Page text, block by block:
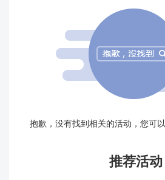
抱歉，没有找到相关的活动，您可
推荐活动